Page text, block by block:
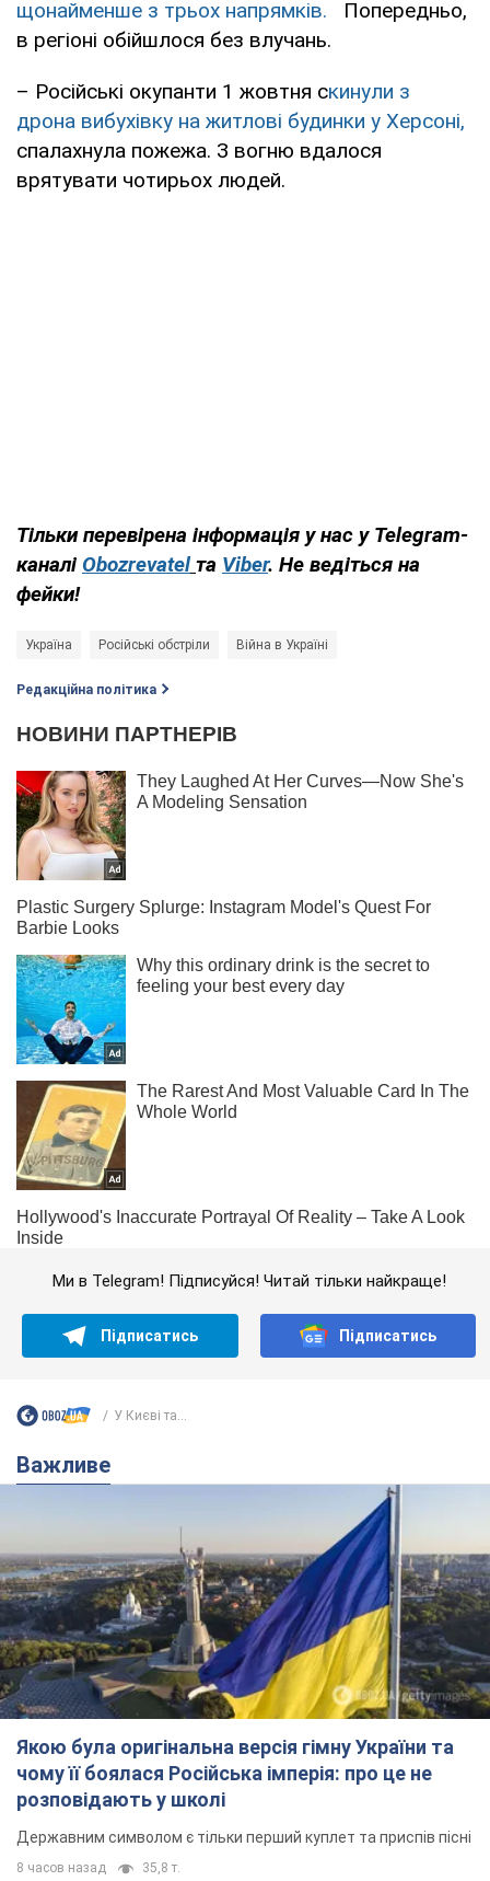
щонайменше з трьох напрямків. Попередньо,
в регіоні обійшлося без влучань.
– Російські окупанти 1 жовтня скинули з
дрона вибухівку на житлові будинки у Херсоні,
спалахнула пожежа. З вогню вдалося
врятувати чотирьох людей.
Тільки перевірена інформація у нас у Telegram-
каналі Obozrevatel та Viber. Не ведіться на
фейки!
Україна Російські обстріли Війна в Україні
Редакційна політика
Ми в Telegram! Підписуйся! Читай тільки найкраще!
Підписатись Підписатись
У Києві та...
Важливе
Якою була оригінальна версія гімну України та
чому її боялася Російська імперія: про це не
розповідають у школі
Державним символом є тільки перший куплет та приспів пісні
8 часов назад 35,8 т.